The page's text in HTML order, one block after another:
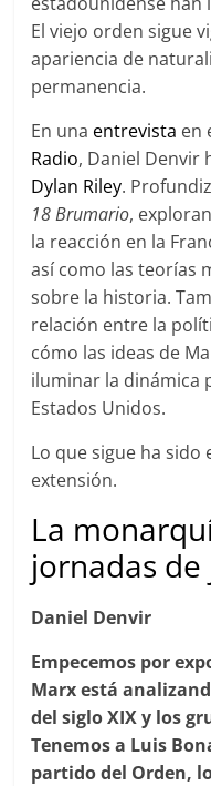
El viejo orden sigue
apariencia de
permanencia.
En una entrevista en
Radio, Daniel Denvir
Dylan Riley.
18 Brumario,
la reacción en la
así como las teorías
sobre la historia.
relación entre la
cómo las ideas de
iluminar la dinámica
Estados Unidos.
Lo que sigue ha
extensión.
La
jornadas
Daniel Denvir
Empecemos por
Marx está
del siglo XIX y los
Tenemos a Luis
partido del Orden,